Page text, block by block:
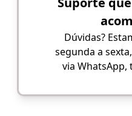
Dúvidas?
segunda a
via WhatsApp,